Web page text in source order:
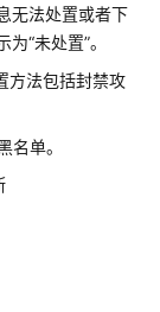
无法处置或者下
为“未处置”。
方法包括封禁攻
名单。